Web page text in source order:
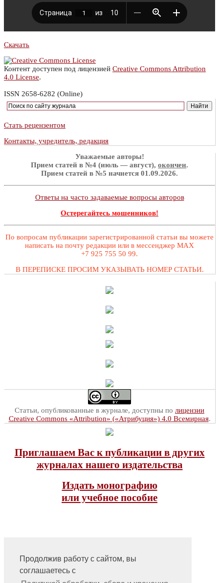
Продолжив работу с сайтом, вы
соглашаетесь с
Скачать
Контент доступен под лицензией Creative Commons Attribution
4.0 License.
ISSN 2658-6282 (Online)
Стать рецензентом
Контакты, учредитель, редакция
Уважаемые авторы!
Прием статей в №4 (июль — август), окончен.
Прием статей в №5 начнется 01.09.2026.
Ответы на часто задаваемые вопросы авторов
Остерегайтесь мошенников!
По вопросам публикации зарегистрированной статьи вы можете
написать на почту редакции или в мессенджер MAX
+7 925 755 50 99.
В ПЕРЕПИСКЕ ПРОСИМ УКАЗЫВАТЬ НОМЕР СТАТЬИ.
Статьи, опубликованные в журнале, доступны по лицензии
Creative Commons «Attribution» («Атрибуция») 4.0 Всемирная.
Приглашаем Вас к публикации в других
журналах нашего издательства
Издать монографию
или учебное пособие
На главную
Контакты, учредитель, редакция